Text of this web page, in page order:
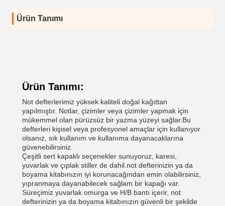
Ürün Tanımı
Ürün Tanımı:
Not defterlerimiz yüksek kaliteli doğal kağıttan
yapılmıştır. Notlar, çizimler veya çizimler yapmak için
mükemmel olan pürüzsüz bir yazma yüzeyi sağlar.Bu
defterleri kişisel veya profesyonel amaçlar için kullanıyor
olsanız, sık kullanım ve kullanıma dayanacaklarına
güvenebilirsiniz.
Çeşitli sert kapaklı seçenekler sunuyoruz, karesi,
yuvarlak ve çıplak stiller de dahil.not defterinizin ya da
boyama kitabınızın iyi korunacağından emin olabilirsiniz,
yıpranmaya dayanabilecek sağlam bir kapağı var.
Süreçimiz yuvarlak omurga ve H/B bantı içerir, not
defterinizin ya da boyama kitabınızın güvenli bir şekilde